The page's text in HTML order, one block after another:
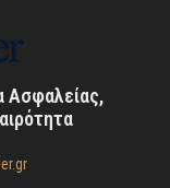
Ασφαλείας,